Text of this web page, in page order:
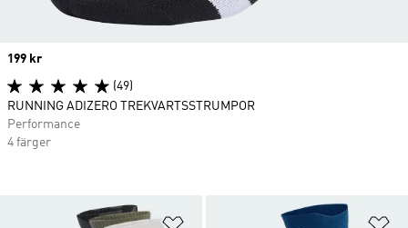
Lägg till på önskelistan
Price
199 kr
(49)
RUNNING ADIZERO TREKVARTSSTRUMPOR
Performance
4 färger